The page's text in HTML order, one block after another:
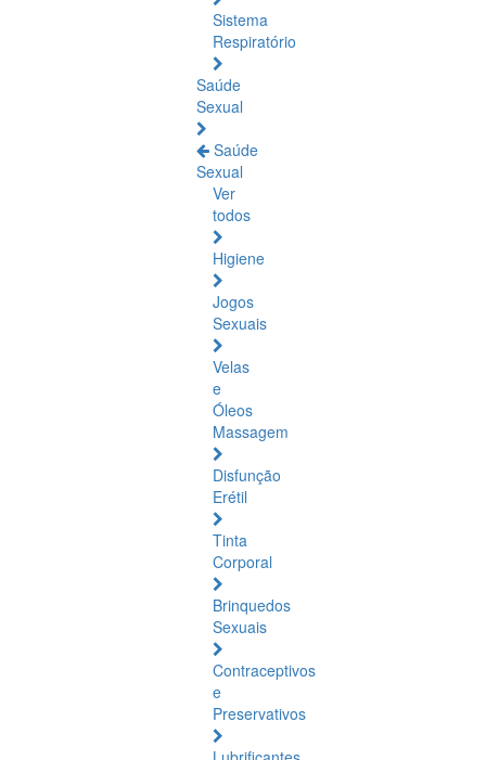
Sistema
Respiratório
Saúde
Sexual
Saúde
Sexual
Ver
todos
Higiene
Jogos
Sexuais
Velas
e
Óleos
Massagem
Disfunção
Erétil
Tinta
Corporal
Brinquedos
Sexuais
Contraceptivos
e
Preservativos